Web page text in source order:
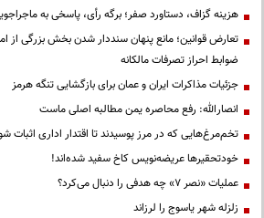
هزینه گزاف، دستاورد صفر؛ برگه رأی، پاسخی به
تعارض قوانین؛ مانع پنهان سنددار شدن بخش بزرگی از
ضوابط احراز تصرفات مالکانه
جزئیات مذاکرات ایران و عمان برای بازگشایی تنگه هرمز
انصارالله: رفع محاصره یمن مطالبه اصلی ماست
تخم‌مرغ‌هایی که در مرز پوسیدند تا اقتدار اداری اثبات
خودتحقیرها عریضه‌نویس کاخ سفید شده‌اند!
عملیات «نصر ۷» چه هدفی را دنبال می‌کرد؟
زلزله شهر یاسوج را لرزاند